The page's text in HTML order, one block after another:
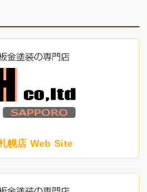
幌店 Web Site